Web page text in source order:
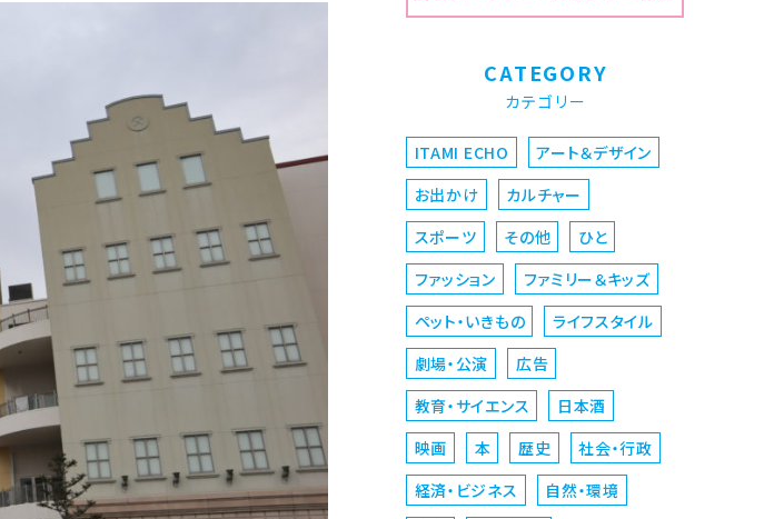
CATEGORY
カテゴリー
ITAMI ECHO
アート＆デザイン
お出かけ
カルチャー
スポーツ
その他
ひと
ファッション
ファミリー＆キッズ
ペット・いきもの
ライフスタイル
劇場・公演
広告
教育・サイエンス
日本酒
映画
本 歴史
社会・行政
経済・ビジネス
自然・環境